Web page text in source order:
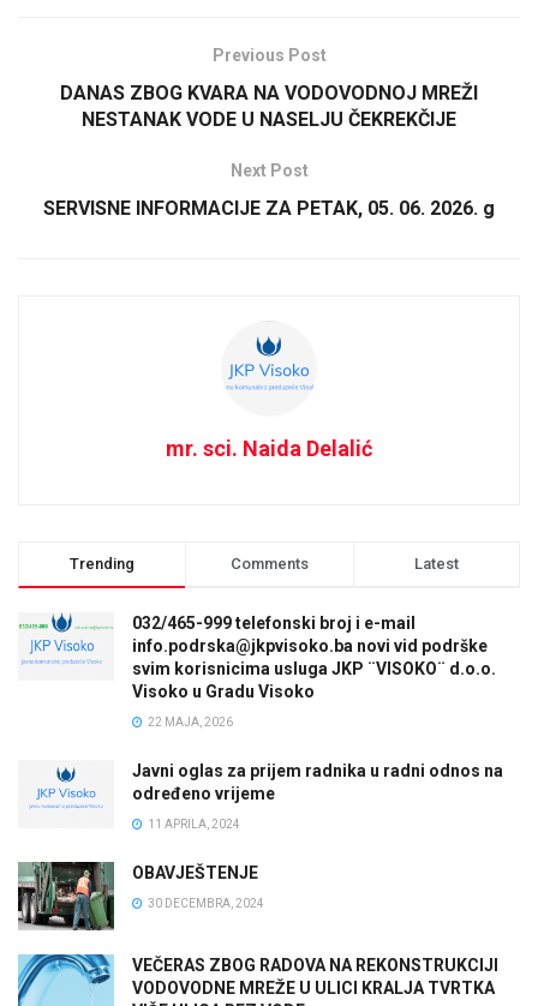
Previous Post
DANAS ZBOG KVARA NA VODOVODNOJ MREŽI
NESTANAK VODE U NASELJU ČEKREKČIJE
Next Post
SERVISNE INFORMACIJE ZA PETAK, 05. 06. 2026. g
mr. sci. Naida Delalić
Trending Comments Latest
032/465-999 telefonski broj i e-mail
info.podrska@jkpvisoko.ba novi vid podrške
svim korisnicima usluga JKP ¨VISOKO¨ d.o.o.
Visoko u Gradu Visoko
22 MAJA, 2026
Javni oglas za prijem radnika u radni odnos na
određeno vrijeme
11 APRILA, 2024
OBAVJEŠTENJE
30 DECEMBRA, 2024
VEČERAS ZBOG RADOVA NA REKONSTRUKCIJI
VODOVODNE MREŽE U ULICI KRALJA TVRTKA